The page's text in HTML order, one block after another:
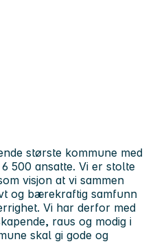
største kommune med
500 ansatte. Vi er stolte
visjon at vi sammen
og bærekraftig samfunn
Vi har derfor med
raus og modig i
skal gi gode og